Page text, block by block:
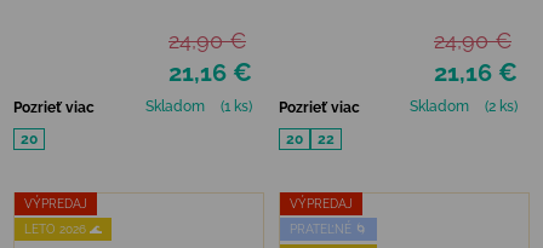
21,16 €
24,90 €
Pozrieť viac Skladom
(1 ks)
20
21,16 €
24,90 €
Pozrieť viac Skladom
(2 ks)
20
22
VÝPREDAJ
LETO 2026 🌊
VÝPREDAJ
PRATEĽNÉ 🌀